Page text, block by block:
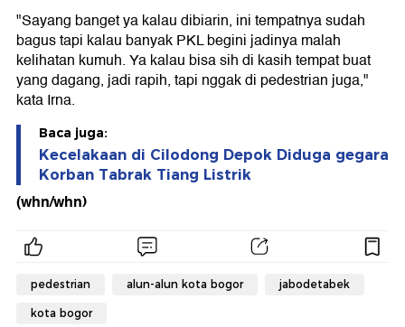
"Sayang banget ya kalau dibiarin, ini tempatnya sudah
bagus tapi kalau banyak PKL begini jadinya malah
kelihatan kumuh. Ya kalau bisa sih di kasih tempat buat
yang dagang, jadi rapih, tapi nggak di pedestrian juga,"
kata Irna.
Baca juga:
Kecelakaan di Cilodong Depok Diduga gegara
Korban Tabrak Tiang Listrik
(whn/whn)
pedestrian alun-alun kota bogor jabodetabek
kota bogor